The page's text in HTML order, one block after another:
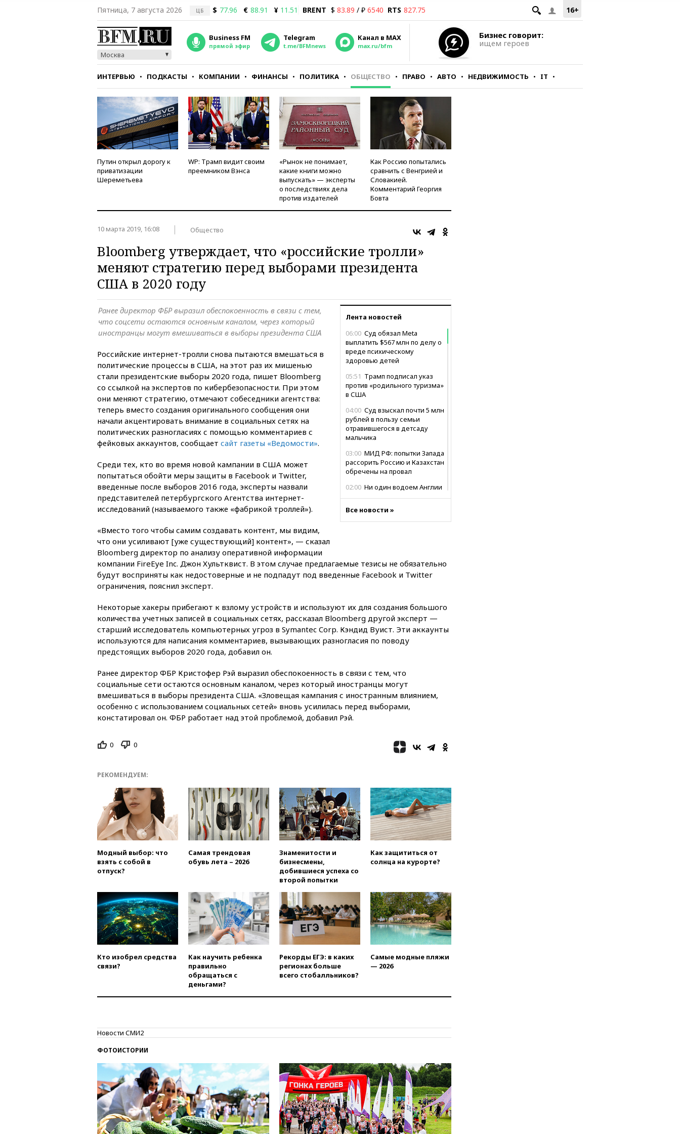
16+
Пятница, 7 августа 2026 ЦБ $ 77.96 € 88.91 ¥ 11.51 BRENT $ 83.89 / ₽ 6540 RTS 827.75
Москва
Business FM
прямой эфир
Telegram
t.me/BFMnews
Канал в MAX
max.ru/bfm
Бизнес говорит:
ищем героев
ИНТЕРВЬЮ ПОДКАСТЫ КОМПАНИИ ФИНАНСЫ ПОЛИТИКА ОБЩЕСТВО ПРАВО АВТО НЕДВИЖИМОСТЬ IT
СТИЛЬ ТЕСТЫ
Путин открыл дорогу к
приватизации
Шереметьева
WP: Трамп видит своим
преемником Вэнса
«Рынок не понимает,
какие книги можно
выпускать» — эксперты
о последствиях дела
против издателей
Как Россию попытались
сравнить с Венгрией и
Словакией.
Комментарий Георгия
Бовта
10 марта 2019, 16:08 Общество
Bloomberg утверждает, что «российские тролли»
меняют стратегию перед выборами президента
США в 2020 году
Лента новостей
06:00 Суд обязал Meta
выплатить $567 млн по делу о
вреде психическому
здоровью детей
05:51 Трамп подписал указ
против «родильного туризма»
в США
04:00 Суд взыскал почти 5 млн
рублей в пользу семьи
отравившегося в детсаду
мальчика
03:00 МИД РФ: попытки Запада
рассорить Россию и Казахстан
обречены на провал
02:00 Ни один водоем Англии
01:00Трамп: США сами
необходимости пополнения
арсенала США
нежелательной организацией
вчера, 23:15 В Смоленске
ребенок и женщина погибли
при падении деревьев во
пятницу ожидаются ливни
вчера, 22:35
Винисиус
продлил контракт с «Реалом»
до 2032 года
станет значительно дороже
вчера, 22:15Путин заслушал
доклад о ситуации на
добропольском направлении
вчера, 21:58Генпрокуратура
РФ американский Human
Rights Foundation
и Геленджик
вчера, 21:25Руслан Терновой
выиграл золото чемпионата
Европы в прыжках с 10-
метровой вышки
вчера, 21:10РФ не получала
обращений о прекращении
концессии строительства ж/д
вчера, 21:00В России вновь
вчера, 20:35ПВО за день
сбила еще 281 украинский
беспилотник над Россией
вчера, 20:27 Ямпольская
призвала оптимизировать
олимпиады для поступления в
Все новости »
Ранее директор ФБР выразил обеспокоенность в связи с тем,
что соцсети остаются основным каналом, через который
иностранцы могут вмешиваться в выборы президента США
Российские интернет-тролли снова пытаются вмешаться в
политические процессы в США, на этот раз их мишенью
стали президентские выборы 2020 года, пишет Bloomberg
со ссылкой на экспертов по кибербезопасности. При этом
они меняют стратегию, отмечают собеседники агентства:
теперь вместо создания оригинального сообщения они
начали акцентировать внимание в социальных сетях на
политических разногласиях с помощью комментариев с
фейковых аккаунтов, сообщает сайт газеты «Ведомости».
Среди тех, кто во время новой кампании в США может
попытаться обойти меры защиты в Facebook и Twitter,
введенные после выборов 2016 года, эксперты назвали
представителей петербургского Агентства интернет-
исследований (называемого также «фабрикой троллей»).
«Вместо того чтобы самим создавать контент, мы видим,
что они усиливают [уже существующий] контент», — сказал
Bloomberg директор по анализу оперативной информации
компании FireEye Inc. Джон Хультквист. В этом случае предлагаемые тезисы не обязательно
будут восприняты как недостоверные и не подпадут под введенные Facebook и Twitter
ограничения, пояснил эксперт.
Некоторые хакеры прибегают к взлому устройств и используют их для создания большого
количества учетных записей в социальных сетях, рассказал Bloomberg другой эксперт —
старший исследователь компьютерных угроз в Symantec Corp. Кэндид Вуист. Эти аккаунты
используются для написания комментариев, вызывающих разногласия по поводу
предстоящих выборов 2020 года, добавил он.
Ранее директор ФБР Кристофер Рэй выразил обеспокоенность в связи с тем, что
социальные сети остаются основным каналом, через который иностранцы могут
вмешиваться в выборы президента США. «Зловещая кампания с иностранным влиянием,
особенно с использованием социальных сетей» вновь усилилась перед выборами,
констатировал он. ФБР работает над этой проблемой, добавил Рэй.
0 0
РЕКОМЕНДУЕМ:
Модный выбор: что
взять с собой в
отпуск?
Самая трендовая
обувь лета – 2026
Знаменитости и
бизнесмены,
добившиеся успеха со
второй попытки
Как защититься от
солнца на курорте?
Кто изобрел средства
связи?
Как научить ребенка
правильно
обращаться с
деньгами?
Рекорды ЕГЭ: в каких
регионах больше
всего стобалльников?
Самые модные пляжи
— 2026
Новости СМИ2
ФОТОИСТОРИИ